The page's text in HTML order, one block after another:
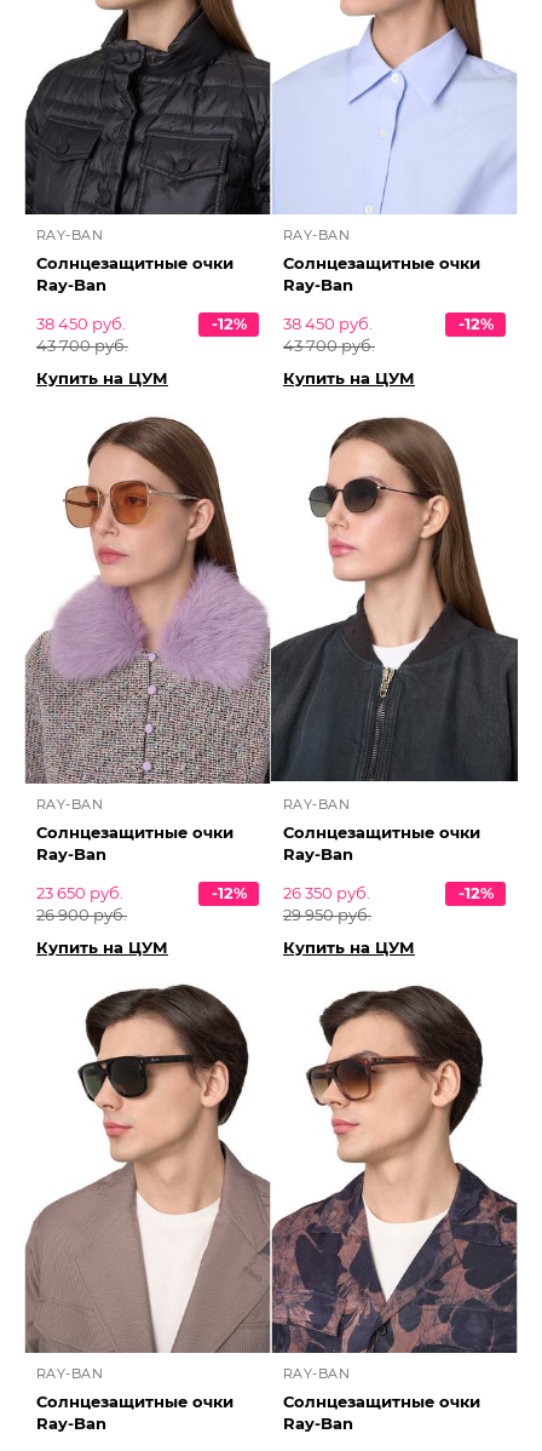
RAY-BAN
Солнцезащитные очки
Ray-Ban
38 450 руб.
43 700 руб.
-12%
Купить на ЦУМ
RAY-BAN
Солнцезащитные очки
Ray-Ban
38 450 руб.
43 700 руб.
-12%
Купить на ЦУМ
RAY-BAN
Солнцезащитные очки
Ray-Ban
23 650 руб.
26 900 руб.
-12%
Купить на ЦУМ
RAY-BAN
Солнцезащитные очки
Ray-Ban
26 350 руб.
29 950 руб.
-12%
Купить на ЦУМ
RAY-BAN
Солнцезащитные очки
Ray-Ban
RAY-BAN
Солнцезащитные очки
Ray-Ban